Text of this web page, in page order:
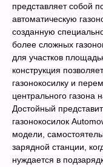
представляет собой
автоматическую
созданную
более сложных
для участков
конструкция
газонокосилку и
центрального газона
Достойный
газонокосилок
модели,
зарядной станции,
нуждается в